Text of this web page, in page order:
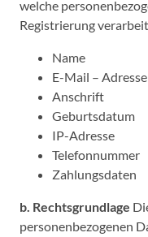
welche
Registrierung
Name
E-Mail – Adresse
Anschrift
Geburtsdatum
IP-Adresse
Telefonnummer
Zahlungsdaten
b. Rechtsgrundlage
personenbezogenen